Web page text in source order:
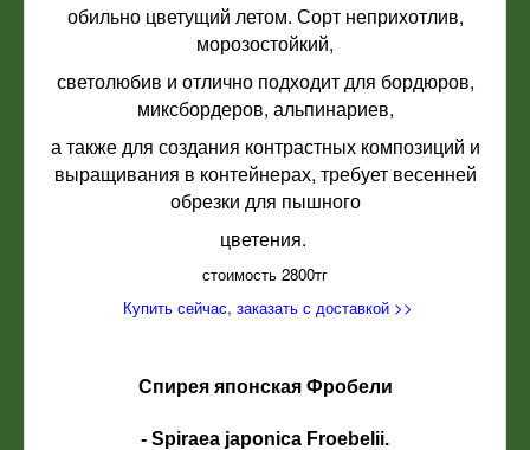
обильно цветущий летом. Сорт неприхотлив,
морозостойкий,
светолюбив и отлично подходит для бордюров,
миксбордеров, альпинариев,
а также для создания контрастных композиций и
выращивания в контейнерах, требует весенней
обрезки для пышного
цветения.
стоимость 2800тг
Купить сейчас, заказать с доставкой >>
Спирея японская Фробели
- Spiraea japonica Froebelii.